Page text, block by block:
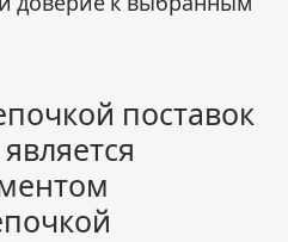
поставок